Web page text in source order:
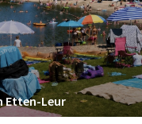
Etten-Leur